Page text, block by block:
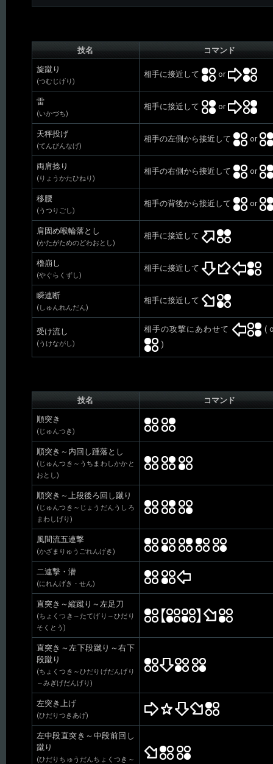
技名 コマンド
旋蹴り
(つむじげり)
相手に接近して or
雷
(いかづち)
相手に接近して or
天秤投げ
(てんびんなげ)
相手の左側から接近して or
両肩捻り
(りょうかたひねり)
相手の右側から接近して or
移腰
(うつりごし)
相手の背後から接近して or
肩固め喉輪落とし
(かたがためのどわおとし)
相手に接近して
櫓崩し
(やぐらくずし)
相手に接近して
瞬連断
(しゅんれんだん)
相手に接近して
受け流し
(うけながし)
相手の攻撃にあわせて
(
)
技名 コマンド
順突き
(じゅんつき)
順突き～内回し踵落とし
(じゅんつき～うちまわしかかと
おとし)
順突き～上段後ろ回し蹴り
(じゅんつき～じょうだんうしろ
まわしげり)
風間流五連撃
(かざまりゅうごれんげき)
二連撃・潜
(にれんげき・せん)
直突き～縦蹴り～左足刀
(ちょくつき～たてげり～ひだり
そくとう)
直突き～左下段蹴り～右下
段蹴り
(ちょくつき～ひだりげだんげり
～みぎげだんげり)
左突き上げ
(ひだりつきあげ)
左中段直突き～中段前回し
蹴り
(ひだりちゅうだんちょくつき～